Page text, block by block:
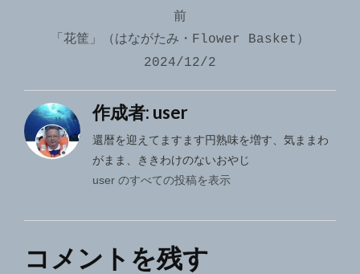
ビ
ゲ
ー
ョ
ン
前
「花筐」（はながたみ・Flower Basket）
2024/12/2
作成者: user
還暦を迎えてますます円熟味を増す、気ままわ
がまま、ききわけのないおやじ
user のすべての投稿を表示
コメントを残す